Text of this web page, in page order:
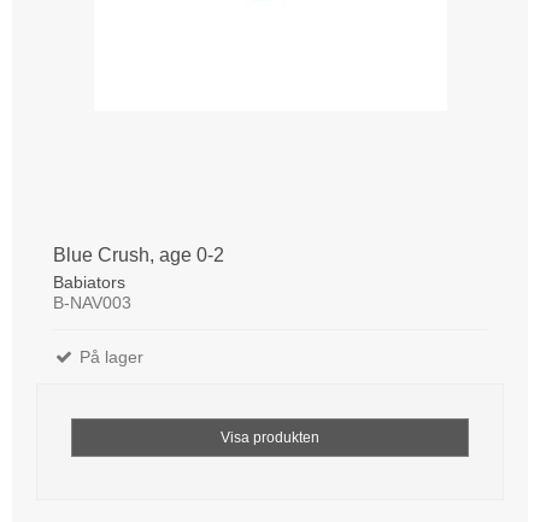
Blue Crush, age 0-2
Babiators
B-NAV003
På lager
Visa produkten